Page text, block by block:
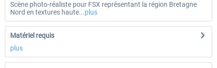
Scène photo-réaliste pour FSX représentant la région Bretagne
Nord en textures haute...plus
Matériel requis
plus